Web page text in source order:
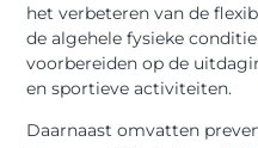
het verbeteren van de
de algehele fysieke
voorbereiden op de
en sportieve activiteiten.
Daarnaast omvatten